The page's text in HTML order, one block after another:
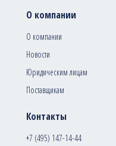
Контакты
+7 (495) 147-14-44
О компании
О компании
Новости
Юридическим лицам
Поставщикам